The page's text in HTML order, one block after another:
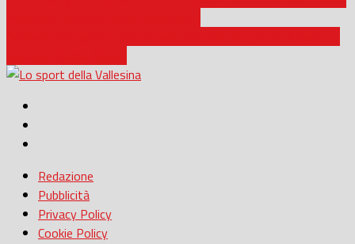
Redazione
Pubblicità
Privacy Policy
Cookie Policy